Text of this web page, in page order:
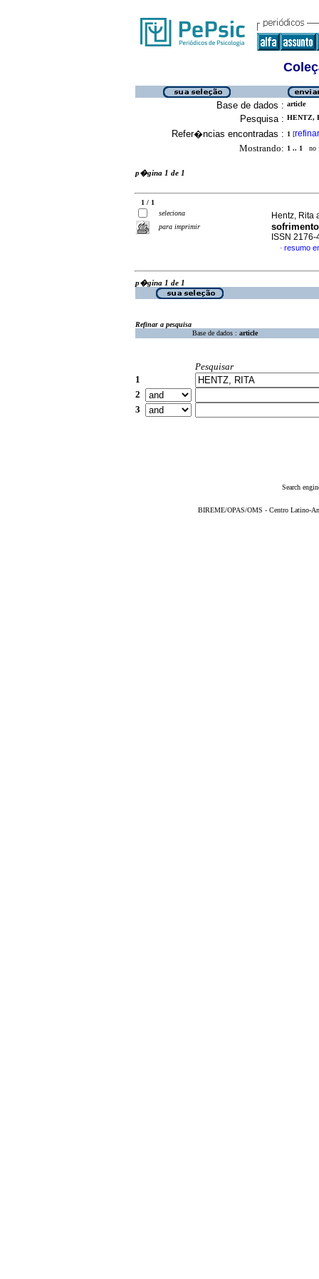
Base de dados : article
Pesquisa : HENTZ,
Refer�ncias encontradas : 1 [refinar
Mostrando: 1 .. 1 no
p�gina 1 de 1
1 / 1
seleciona
para imprimir
Hentz, Rita
ISSN 2176-
· resumo
p�gina 1 de 1
Refinar a pesquisa
Base de dados : article
Pesquisar
1
2
3
Search
BIREME/OPAS/OMS - Centro Latino-